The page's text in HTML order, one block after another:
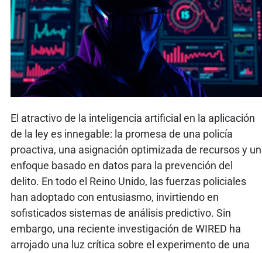
El atractivo de la inteligencia artificial en la aplicación
de la ley es innegable: la promesa de una policía
proactiva, una asignación optimizada de recursos y un
enfoque basado en datos para la prevención del
delito. En todo el Reino Unido, las fuerzas policiales
han adoptado con entusiasmo, invirtiendo en
sofisticados sistemas de análisis predictivo. Sin
embargo, una reciente investigación de WIRED ha
arrojado una luz crítica sobre el experimento de una